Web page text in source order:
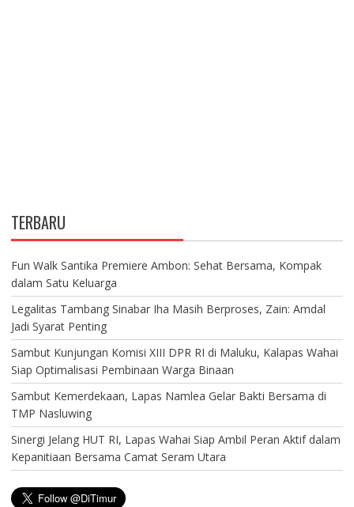
TERBARU
Fun Walk Santika Premiere Ambon: Sehat Bersama, Kompak
dalam Satu Keluarga
Legalitas Tambang Sinabar Iha Masih Berproses, Zain: Amdal
Jadi Syarat Penting
Sambut Kunjungan Komisi XIII DPR RI di Maluku, Kalapas Wahai
Siap Optimalisasi Pembinaan Warga Binaan
Sambut Kemerdekaan, Lapas Namlea Gelar Bakti Bersama di
TMP Nasluwing
Sinergi Jelang HUT RI, Lapas Wahai Siap Ambil Peran Aktif dalam
Kepanitiaan Bersama Camat Seram Utara